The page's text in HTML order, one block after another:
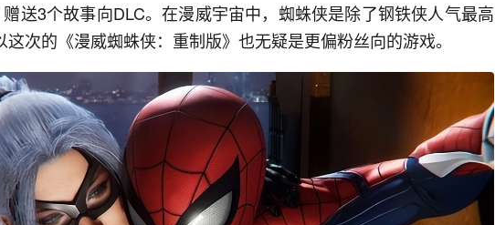
送3个故事向DLC。在漫威宇宙中，蜘蛛侠是除了钢铁侠人气最高
次的《漫威蜘蛛侠：重制版》也无疑是更偏粉丝向的游戏。